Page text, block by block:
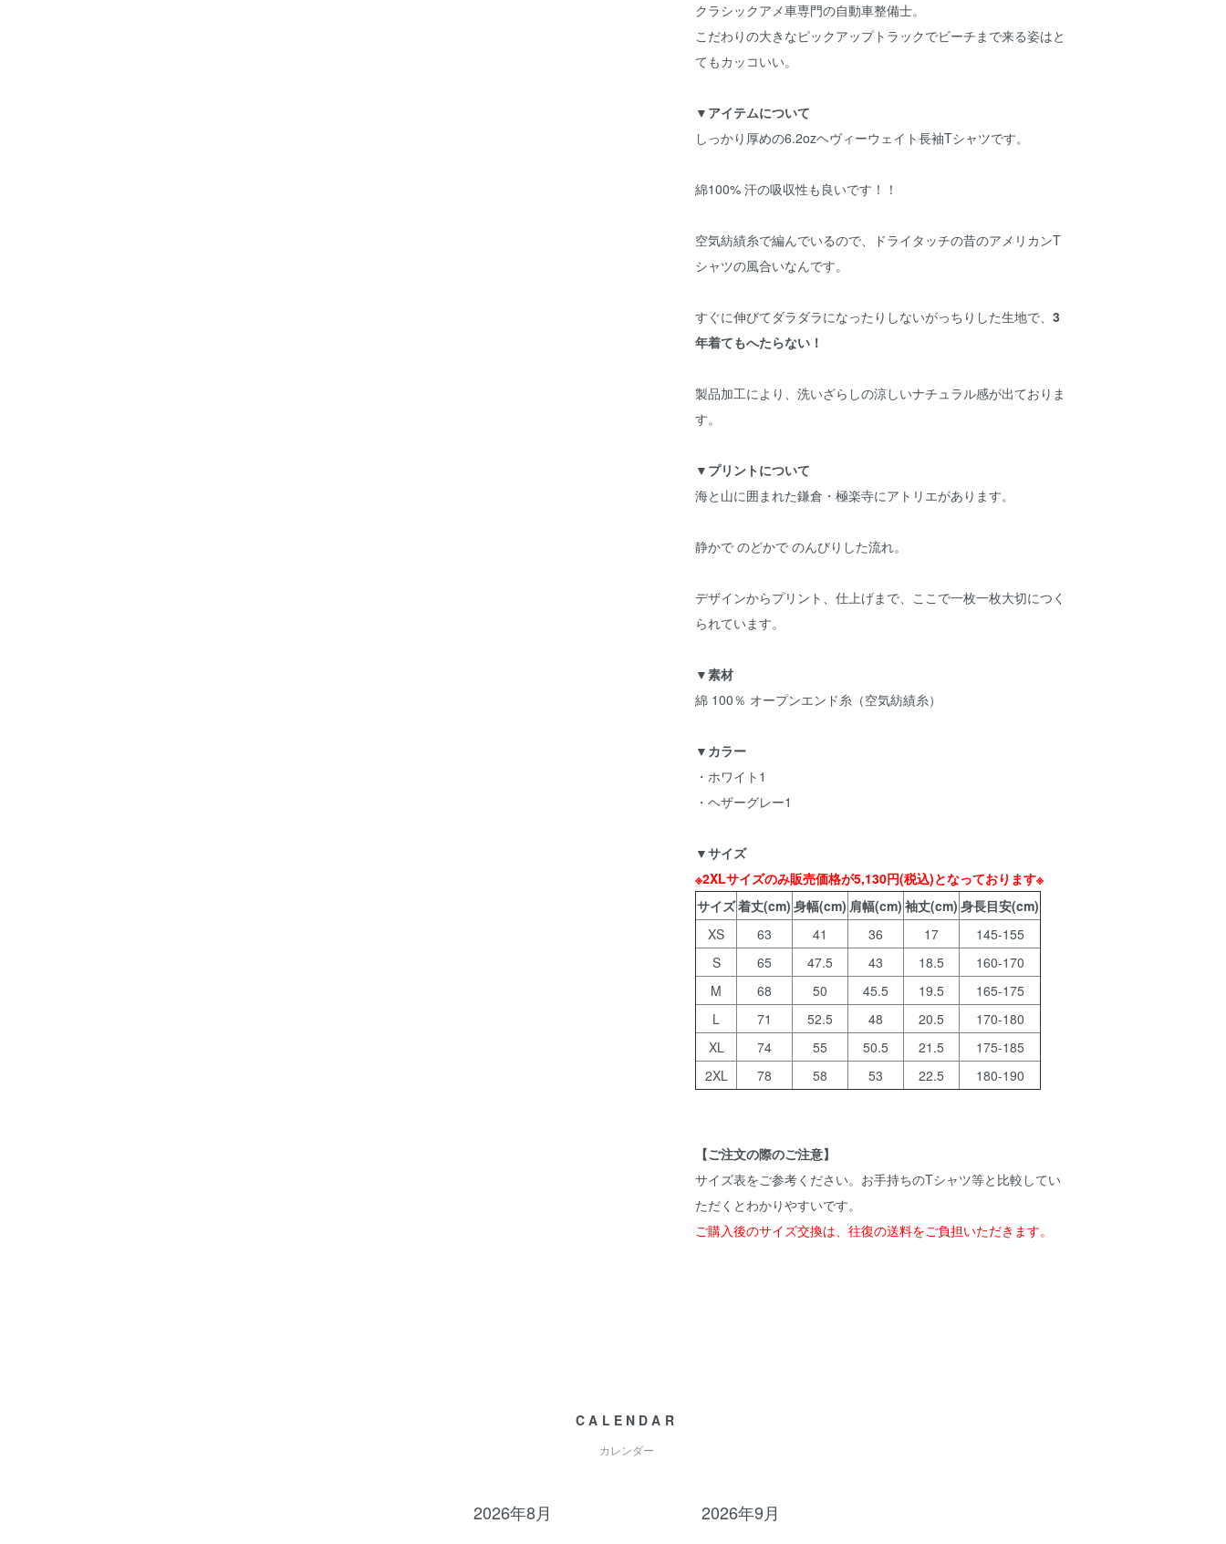
クラシックアメ車専門の自動車整備士。
こだわりの大きなピックアップトラックでビーチまで来る姿はと
てもカッコいい。
▼アイテムについて
しっかり厚めの6.2ozヘヴィーウェイト長袖Tシャツです。
綿100% 汗の吸収性も良いです！！
空気紡績糸で編んでいるので、ドライタッチの昔のアメリカンT
シャツの風合いなんです。
すぐに伸びてダラダラになったりしないがっちりした生地で、 3
年着てもへたらない！
製品加工により、洗いざらしの涼しいナチュラル感が出ておりま
す。
▼プリントについて
海と山に囲まれた鎌倉・極楽寺にアトリエがあります。
静かで のどかで のんびりした流れ。
デザインからプリント、仕上げまで、ここで一枚一枚大切につく
られています。
▼素材
綿 100％ オープンエンド糸（空気紡績糸）
▼カラー
・ホワイト1
・ヘザーグレー1
▼サイズ
※2XLサイズのみ販売価格が5,130円(税込)となっております※
サイズ着丈(cm) 身幅(cm) 肩幅(cm) 袖丈(cm) 身長目安(cm)
XS
63 41 36 17
145-155
S
65 47.5 43 18.5
160-170
M
68 50 45.5 19.5
165-175
L
71 52.5 48 20.5
170-180
XL
74 55 50.5 21.5
175-185
2XL
78 58 53 22.5 180-190
【ご注文の際のご注意】
サイズ表をご参考ください。お手持ちのTシャツ等と比較してい
ただくとわかりやすいです。
ご購入後のサイズ交換は、往復の送料をご負担いただきます。
CALENDAR
カレンダー
2026年8月 2026年9月